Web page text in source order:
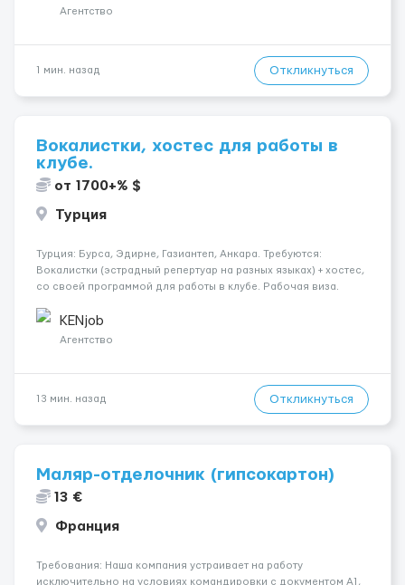
разгрузки...
Агентство
1 мин. назад Откликнуться
Вокалистки, хостес для работы в
клубе.
от 1700+% $
Турция
Турция: Бурса, Эдирне, Газиантеп, Анкара. Требуются:
Вокалистки (эстрадный репертуар на разных языках) + хостеc,
со своей программой для работы в клубе. Рабочая виза.
одного до трех месяцев. Мед. страховка. Высокая зарплат...
KENjob
Агентство
13 мин. назад Откликнуться
Маляр-отделочник (гипсокартон)
13 €
Франция
Требования: Наша компания устраивает на работу
исключительно на условиях командировки с документом A1,